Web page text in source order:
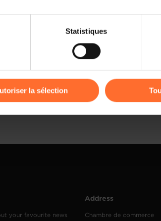
(ex : lecture de vidéos,
Statistiques
la sélection
your favourite news
Address
Chambre de commerce